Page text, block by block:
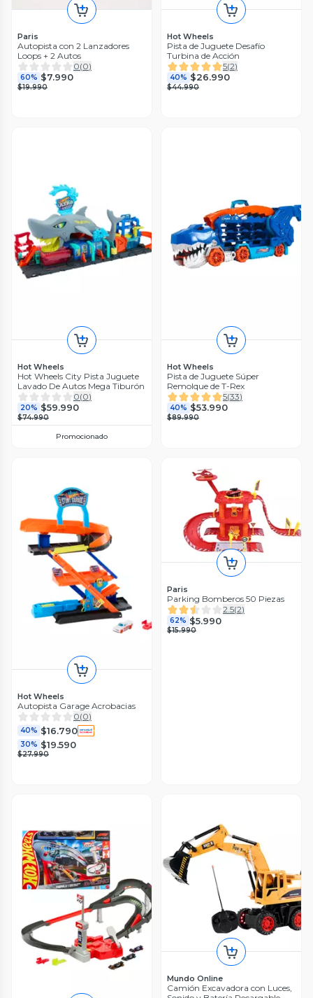
Paris
Autopista con 2 Lanzadores
Loops + 2 Autos
0(0)
60% $7.990
$19.990
Hot Wheels
Pista de Juguete Desafío
Turbina de Acción
5(2)
40% $26.990
$44.990
Hot Wheels
Hot Wheels City Pista Juguete
Lavado De Autos Mega Tiburón
0(0)
20% $59.990
$74.990
Promocionado
Hot Wheels
Pista de Juguete Súper
Remolque de T-Rex
5(33)
40% $53.990
$89.990
Hot Wheels
Autopista Garage Acrobacias
0(0)
40% $16.790
30% $19.590
$27.990
Paris
Parking Bomberos 50 Piezas
2.5(2)
62% $5.990
$15.990
Mundo Online
Camión Excavadora con Luces,